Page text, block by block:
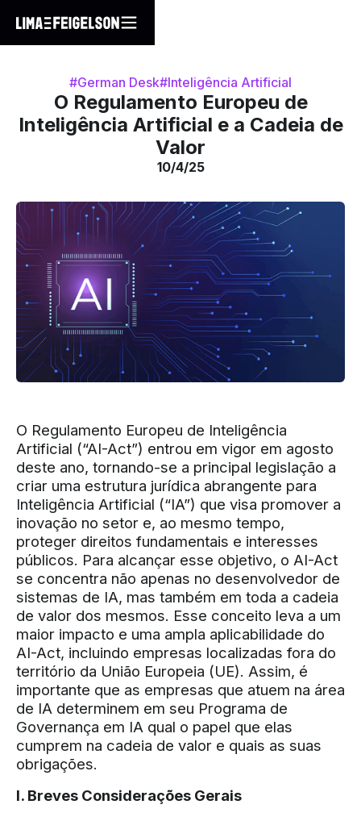
#German Desk#Inteligência Artificial
O Regulamento Europeu de
Inteligência Artificial e a Cadeia de
Valor
10/4/25
O Regulamento Europeu de Inteligência
Artificial (“AI-Act”) entrou em vigor em agosto
deste ano, tornando-se a principal legislação a
criar uma estrutura jurídica abrangente para
Inteligência Artificial (“IA”) que visa promover a
inovação no setor e, ao mesmo tempo,
proteger direitos fundamentais e interesses
públicos. Para alcançar esse objetivo, o AI-Act
se concentra não apenas no desenvolvedor de
sistemas de IA, mas também em toda a cadeia
de valor dos mesmos. Esse conceito leva a um
maior impacto e uma ampla aplicabilidade do
AI-Act, incluindo empresas localizadas fora do
território da União Europeia (UE). Assim, é
importante que as empresas que atuem na área
de IA determinem em seu Programa de
Governança em IA qual o papel que elas
cumprem na cadeia de valor e quais as suas
obrigações.
I. Breves Considerações Gerais